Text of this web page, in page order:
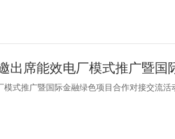
式推广暨国际金融绿色项目合作对接交流活